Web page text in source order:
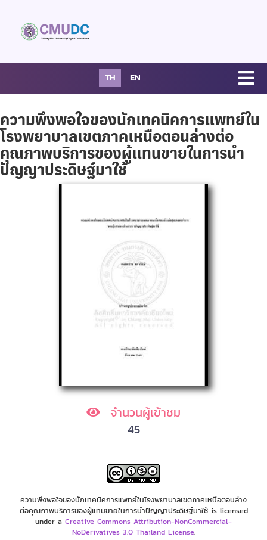
TH EN
ความพึงพอใจของนักเทคนิคการแพทย์ใน
โรงพยาบาลเขตภาคเหนือตอนล่างต่อ
คุณภาพบริการของผู้แทนขายในการนำ
ปัญญาประดิษฐ์มาใช้
จำนวนผู้เข้าชม
45
ความพึงพอใจของนักเทคนิคการแพทย์ในโรงพยาบาลเขตภาคเหนือตอนล่าง
ต่อคุณภาพบริการของผู้แทนขายในการนำปัญญาประดิษฐ์มาใช้ is licensed
under a Creative Commons Attribution-NonCommercial-
NoDerivatives 3.0 Thailand License.